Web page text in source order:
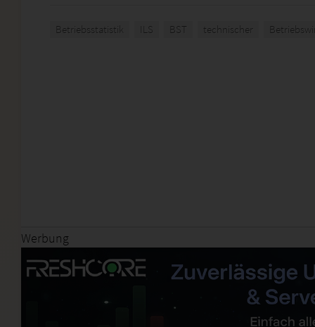
Betriebsstatistik ILS BST technischer
Werbung